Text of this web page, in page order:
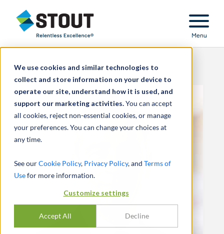
We use cookies and similar technologies to
collect and store information on your device to
operate our site, understand how it is used, and
support our marketing activities.You can accept
all cookies, reject non-essential cookies, or manage
your preferences. You can change your choices at
any time.
See ourCookie Policy, Privacy Policy, and Terms of
Usefor more information.
Customize settings
Accept All Decline
Stout Relentless Excellence
Menu